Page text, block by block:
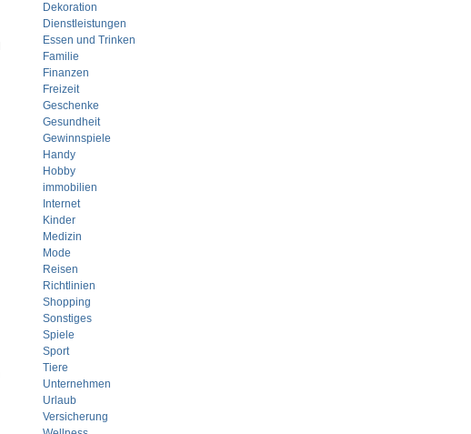
Dekoration
Dienstleistungen
Essen und Trinken
Familie
Finanzen
Freizeit
Geschenke
Gesundheit
Gewinnspiele
Handy
Hobby
immobilien
Internet
Kinder
Medizin
Mode
Reisen
Richtlinien
Shopping
Sonstiges
Spiele
Sport
Tiere
Unternehmen
Urlaub
Versicherung